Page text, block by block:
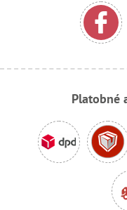
Platobné